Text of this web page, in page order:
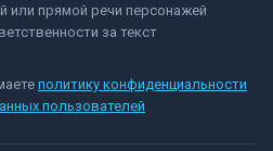
или прямой речи персонажей
за текст
политику конфиденциальности
пользователей